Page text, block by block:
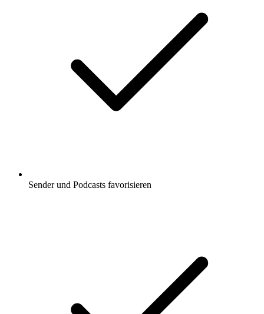
Sender und Podcasts favorisieren